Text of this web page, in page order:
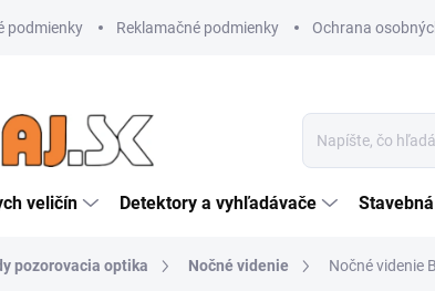
podmienky Reklamačné podmienky Ochrana
veličín Detektory a vyhľadávače
pozorovacia optika Nočné videnie Nočné videnie